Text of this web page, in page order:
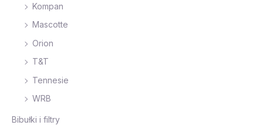
Kompan
Mascotte
Orion
T&T
Tennesie
WRB
Bibułki i filtry